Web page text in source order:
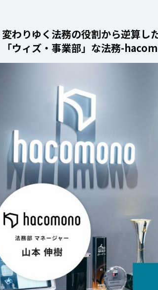
変わりゆく法務の役割から逆算し
「ウィズ・事業部」な法務-